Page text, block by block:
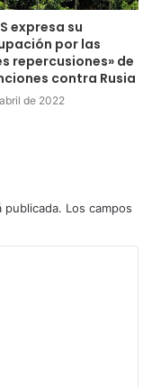
expresa su
por las
repercusiones» de
contra Rusia
de 2022
Los campos